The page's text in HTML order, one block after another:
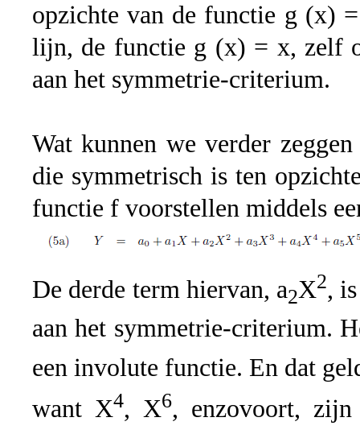
opzichte van de functie g (x)
lijn, de functie g (x) = x, zelf
aan het symmetrie-criterium.
Wat kunnen we verder
die symmetrisch is ten
functie f voorstellen middels
De derde term hiervan, a2X2,
aan het symmetrie-criterium.
een involute functie. En dat
want X4, X6, enzovoort,